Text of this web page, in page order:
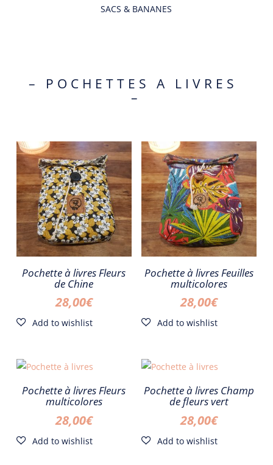
SACS & BANANES
– POCHETTES A LIVRES
–
Pochette à livres Fleurs
de Chine
28,00€
Pochette à livres Feuilles
multicolores
28,00€
Pochette à livres Fleurs
multicolores
28,00€
Pochette à livres Champ
de fleurs vert
28,00€